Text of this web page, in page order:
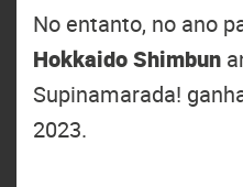
No entanto, no ano
Hokkaido Shimbun
Supinamarada!
2023.